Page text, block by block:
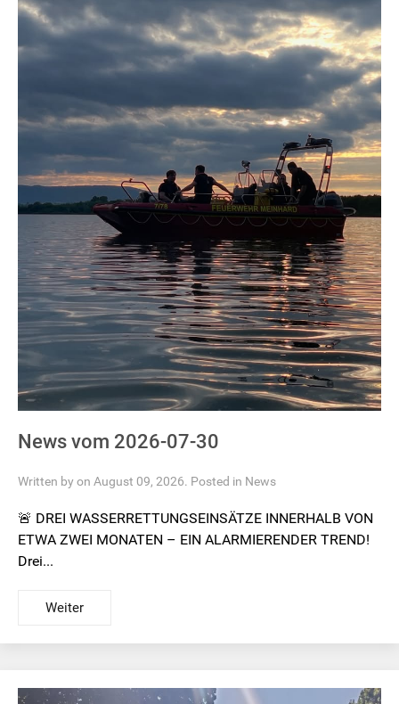
News vom 2026-07-30
Written by on August 09, 2026. Posted in News
🚨 DREI WASSERRETTUNGSEINSÄTZE INNERHALB VON
ETWA ZWEI MONATEN – EIN ALARMIERENDER TREND!
Drei...
Weiter